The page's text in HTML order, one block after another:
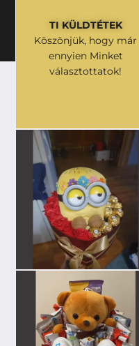
TI KÜLDTÉTEK
Köszönjük, hogy már
ennyien Minket
választottatok!